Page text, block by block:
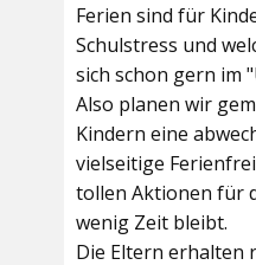
Ferien sind für
Schulstress und
sich schon gern im
Also planen wir
Kindern eine
vielseitige
tollen Aktionen für
wenig Zeit bleibt.
Die Eltern erhalten